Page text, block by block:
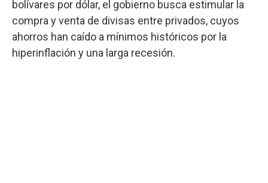
bolívares por dólar, el gobierno busca estimular la
compra y venta de divisas entre privados, cuyos
ahorros han caído a mínimos históricos por la
hiperinflación y una larga recesión.